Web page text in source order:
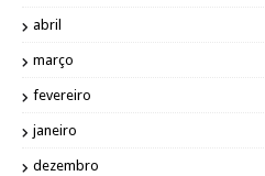
abril
março
fevereiro
janeiro
dezembro